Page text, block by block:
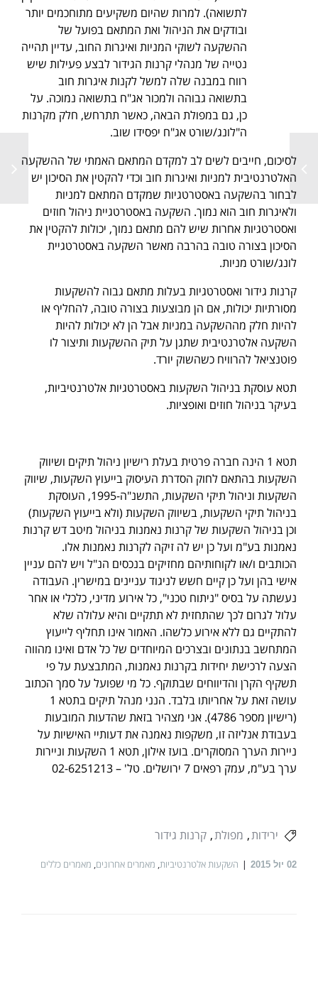
לתשואה). למרות שהיום משקיעים מתוחכמים יותר
ובודקים את הניהול ואת המתאם בפועל של
ההשקעה לשוקי המניות ואיגרות החוב, עדיין תהייה
נטייה של מנהלי קרנות הגידור לבצע פעילות שיש
רווח במבנה שלה למשל לקנות איגרות חוב
בתשואה גבוהה ולמכור אג"ח בתשואה נמוכה. על
כן, גם במפולת הבאה, כאשר תתרחש, חלק מקרנות
ה"לונג/שורט אג"ח יפסידו שוב.
לסיכום, חייבים לשים לב למקדם המתאם האמתי של ההשקעה
האלטרנטיבית למניות ואיגרות חוב וכדי להקטין את הסיכון יש
לבחור בהשקעה באסטרטגיות שמקדם המתאם למניות
ולאיגרות חוב הוא נמוך. השקעה באסטרטגיית ניהול חוזים
ואסטרטגיות אחרות שיש להם מתאם נמוך, יכולות להקטין את
הסיכון בצורה טובה בהרבה מאשר השקעה באסטרטגיית
לונג/שורט מניות.
קרנות גידור ואסטרטגיות בעלות מתאם גבוה להשקעות
מסורתיות יכולות, אם הן מבוצעות בצורה טובה, להחליף או
להיות חלק מההשקעה במניות אבל הן לא יכולות להיות
השקעה אלטרנטיבית שתגן על תיק ההשקעות ותיצור לו
פוטנציאל להרוויח כשהשוק יורד.
תטא עוסקת בניהול השקעות באסטרטגיות אלטרנטיביות,
בעיקר בניהול חוזים ואופציות.
תטא 1 הינה חברה פרטית בעלת רישיון ניהול תיקים ושיווק
השקעות בהתאם לחוק הסדרת העיסוק בייעוץ השקעות, שיווק
השקעות וניהול תיקי השקעות, התשנ"ה-1995, העוסקת
בניהול תיקי השקעות, בשיווק השקעות (ולא בייעוץ השקעות)
וכן בניהול השקעות של קרנות נאמנות בניהול מיטב דש קרנות
נאמנות בע"מ ועל כן יש לה זיקה לקרנות נאמנות אלו.
הכותבים ו/או לקוחותיהם מחזיקים בנכסים הנ"ל ויש להם עניין
אישי בהן ועל כן קיים חשש לניגוד עניינים במישרין. העבודה
נעשתה על בסיס "ניתוח טכני", כל אירוע מדיני, כלכלי או אחר
עלול לגרום לכך שהתחזית לא תתקיים והיא עלולה שלא
להתקיים גם ללא אירוע כלשהו. האמור אינו תחליף לייעוץ
המתחשב בנתונים ובצרכים המיוחדים של כל אדם ואינו מהווה
הצעה לרכישת יחידות בקרנות נאמנות, המתבצעת על פי
תשקיף הקרן והדיווחים שבתוקף. כל מי שפועל על סמך הכתוב
עושה זאת על אחריותו בלבד. הנני מנהל תיקים בתטא 1
(רישיון מספר 4786). אני מצהיר בזאת שהדעות המובעות
בעבודת אנליזה זו, משקפות נאמנה את דעותיי האישיות על
ניירות הערך המסוקרים. בועז אילון, תטא 1 השקעות וניירות
ערך בע"מ, עמק רפאים 7 ירושלים. טל' – 02-6251213
ירידות מפולת קרנות גידור
02 יול 2015 השקעות אלטרנטיביות, מאמרים אחרונים, מאמרים כללים